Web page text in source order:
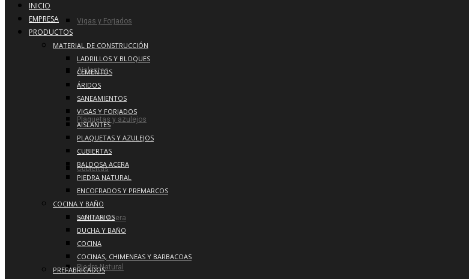
Vigas y Forjados
Aislantes
Plaquetas y azulejos
Cubiertas
Baldosa Acera
Piedra Natural
INICIO
EMPRESA
PRODUCTOS
MATERIAL DE CONSTRUCCIÓN
LADRILLOS Y BLOQUES
CEMENTOS
ÁRIDOS
SANEAMIENTOS
VIGAS Y FORJADOS
AISLANTES
PLAQUETAS Y AZULEJOS
CUBIERTAS
BALDOSA ACERA
PIEDRA NATURAL
ENCOFRADOS Y PREMARCOS
COCINA Y BAÑO
SANITARIOS
DUCHA Y BAÑO
COCINA
COCINAS, CHIMENEAS Y BARBACOAS
PREFABRICADOS